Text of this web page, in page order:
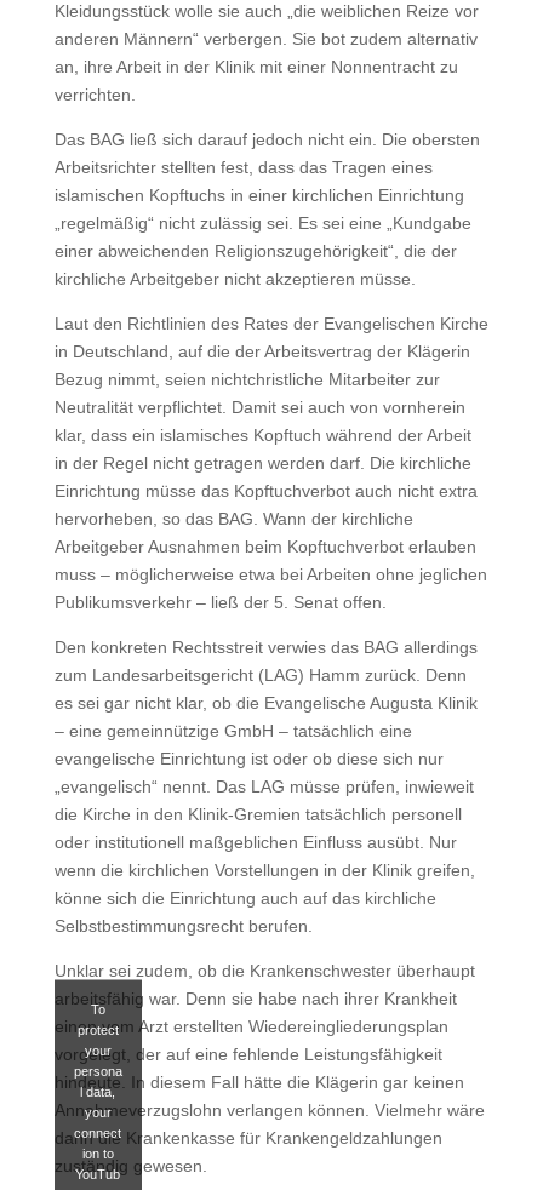
Kleidungsstück wolle sie auch „die weiblichen Reize vor
anderen Männern“ verbergen. Sie bot zudem alternativ
an, ihre Arbeit in der Klinik mit einer Nonnentracht zu
verrichten.
Das BAG ließ sich darauf jedoch nicht ein. Die obersten
Arbeitsrichter stellten fest, dass das Tragen eines
islamischen Kopftuchs in einer kirchlichen Einrichtung
„regelmäßig“ nicht zulässig sei. Es sei eine „Kundgabe
einer abweichenden Religionszugehörigkeit“, die der
kirchliche Arbeitgeber nicht akzeptieren müsse.
Laut den Richtlinien des Rates der Evangelischen Kirche
in Deutschland, auf die der Arbeitsvertrag der Klägerin
Bezug nimmt, seien nichtchristliche Mitarbeiter zur
Neutralität verpflichtet. Damit sei auch von vornherein
klar, dass ein islamisches Kopftuch während der Arbeit
in der Regel nicht getragen werden darf. Die kirchliche
Einrichtung müsse das Kopftuchverbot auch nicht extra
hervorheben, so das BAG. Wann der kirchliche
Arbeitgeber Ausnahmen beim Kopftuchverbot erlauben
muss – möglicherweise etwa bei Arbeiten ohne jeglichen
Publikumsverkehr – ließ der 5. Senat offen.
Den konkreten Rechtsstreit verwies das BAG allerdings
zum Landesarbeitsgericht (LAG) Hamm zurück. Denn
es sei gar nicht klar, ob die Evangelische Augusta Klinik
– eine gemeinnützige GmbH – tatsächlich eine
evangelische Einrichtung ist oder ob diese sich nur
„evangelisch“ nennt. Das LAG müsse prüfen, inwieweit
die Kirche in den Klinik-Gremien tatsächlich personell
oder institutionell maßgeblichen Einfluss ausübt. Nur
wenn die kirchlichen Vorstellungen in der Klinik greifen,
könne sich die Einrichtung auch auf das kirchliche
Selbstbestimmungsrecht berufen.
Unklar sei zudem, ob die Krankenschwester überhaupt
arbeitsfähig war. Denn sie habe nach ihrer Krankheit
einen vom Arzt erstellten Wiedereingliederungsplan
vorgelegt, der auf eine fehlende Leistungsfähigkeit
hindeute. In diesem Fall hätte die Klägerin gar keinen
Annahmeverzugslohn verlangen können. Vielmehr wäre
dann die Krankenkasse für Krankengeldzahlungen
zuständig gewesen.
To
protect
your
persona
l data,
your
connect
ion to
YouTub